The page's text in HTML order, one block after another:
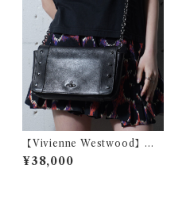
【Vivienne Westwood】ヴ
ィヴィアンウエストウッド オ
ーブロゴスタッズチェーンレ
¥38,000